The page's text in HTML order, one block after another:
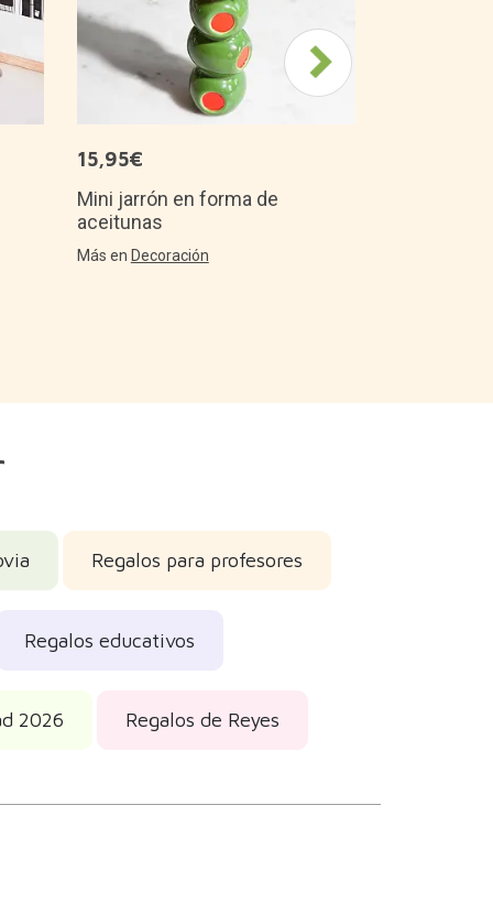
15,95€
Mini jarrón en forma de
aceitunas
Más en Decoración
Regalos para profesores
Regalos educativos
2026 Regalos de Reyes